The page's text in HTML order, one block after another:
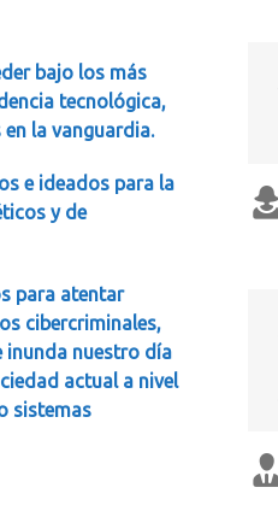
bajo los más
tecnológica,
la vanguardia.
e ideados para la
y de
para atentar
cibercriminales,
inunda nuestro día
actual a nivel
sistemas